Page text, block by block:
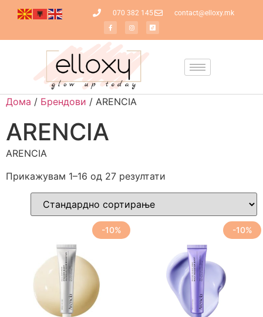
070 382 145 contact@elloxy.mk
Дома / Брендови / ARENCIA
ARENCIA
ARENCIA
Прикажувам 1–16 од 27 резултати
-10% -10%